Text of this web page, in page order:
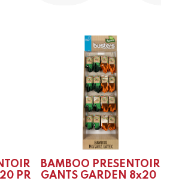
PR
BAMBOO PRESENTOIR
GANTS GARDEN 8x20